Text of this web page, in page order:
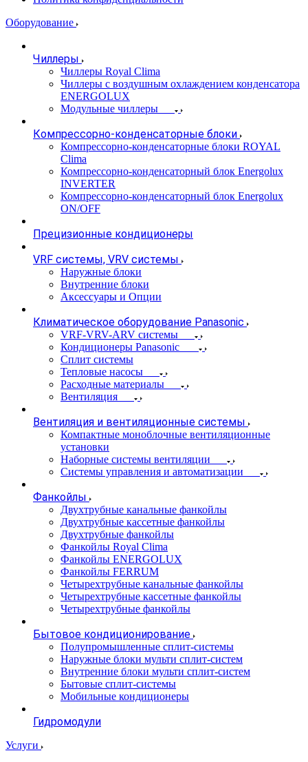
Оборудование
Чиллеры
Чиллеры Royal Clima
Чиллеры с воздушным охлаждением конденсатора
ENERGOLUX
Модульные чиллеры
Компрессорно-конденсаторные блоки
Компрессорно-конденсаторные блоки ROYAL
Clima
Компрессорно-конденсаторный блок Energolux
INVERTER
Компрессорно-конденсаторный блок Energolux
ON/OFF
Прецизионные кондиционеры
VRF системы, VRV системы
Наружные блоки
Внутренние блоки
Аксессуары и Опции
Климатическое оборудование Panasonic
VRF-VRV-ARV системы
Кондиционеры Panasonic
Сплит системы
Тепловые насосы
Расходные материалы
Вентиляция
Вентиляция и вентиляционные системы
Компактные моноблочные вентиляционные
установки
Наборные системы вентиляции
Системы управления и автоматизации
Фанкойлы
Двухтрубные канальные фанкойлы
Двухтрубные кассетные фанкойлы
Двухтрубные фанкойлы
Фанкойлы Royal Clima
Фанкойлы ENERGOLUX
Фанкойлы FERRUM
Четырехтрубные канальные фанкойлы
Четырехтрубные кассетные фанкойлы
Четырехтрубные фанкойлы
Бытовое кондиционирование
Полупромышленные сплит-системы
Наружные блоки мульти сплит-систем
Внутренние блоки мульти сплит-систем
Бытовые сплит-системы
Мобильные кондиционеры
Гидромодули
Услуги